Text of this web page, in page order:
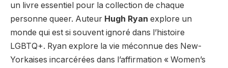
un livre essentiel pour la collection de chaque
personne queer. Auteur Hugh Ryan explore un
monde qui est si souvent ignoré dans l’histoire
LGBTQ+. Ryan explore la vie méconnue des New-
Yorkaises incarcérées dans l’affirmation « Women’s